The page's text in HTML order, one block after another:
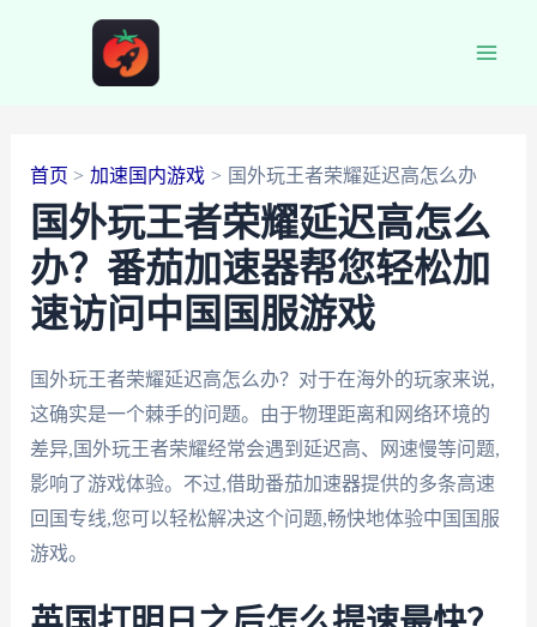
首页 加速国内游戏 国外玩王者荣耀延迟高怎么办
国外玩王者荣耀延迟高怎么
办？番茄加速器帮您轻松加
速访问中国国服游戏
国外玩王者荣耀延迟高怎么办？对于在海外的玩家来说,
这确实是一个棘手的问题。由于物理距离和网络环境的
差异,国外玩王者荣耀经常会遇到延迟高、网速慢等问题,
影响了游戏体验。不过,借助番茄加速器提供的多条高速
回国专线,您可以轻松解决这个问题,畅快地体验中国国服
游戏。